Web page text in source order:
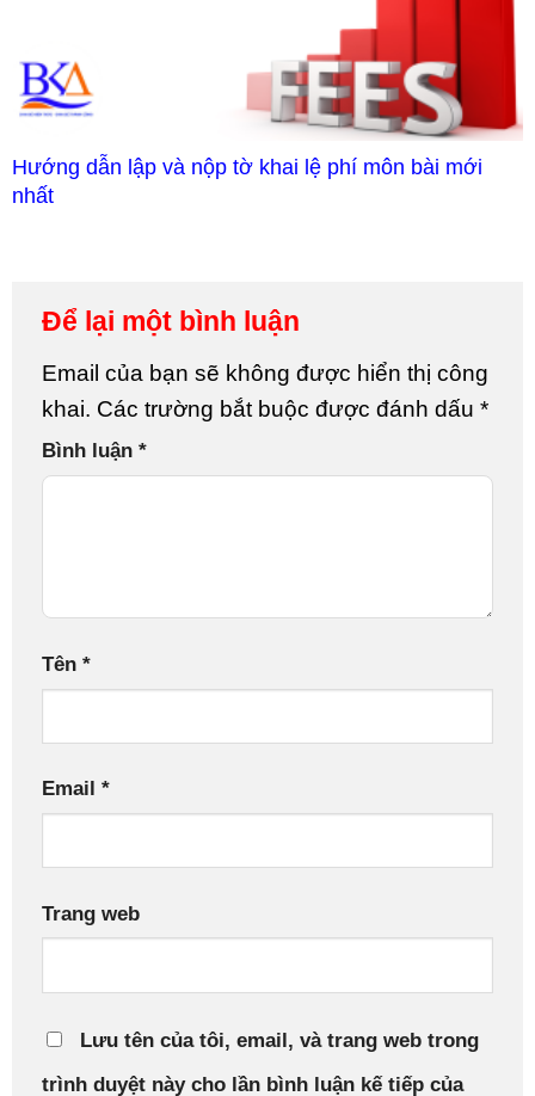
Hướng dẫn lập và nộp tờ khai lệ phí môn bài mới
nhất
Để lại một bình luận
Email của bạn sẽ không được hiển thị công
khai. Các trường bắt buộc được đánh dấu *
Bình luận *
Tên *
Email *
Trang web
Lưu tên của tôi, email, và trang web trong
trình duyệt này cho lần bình luận kế tiếp của